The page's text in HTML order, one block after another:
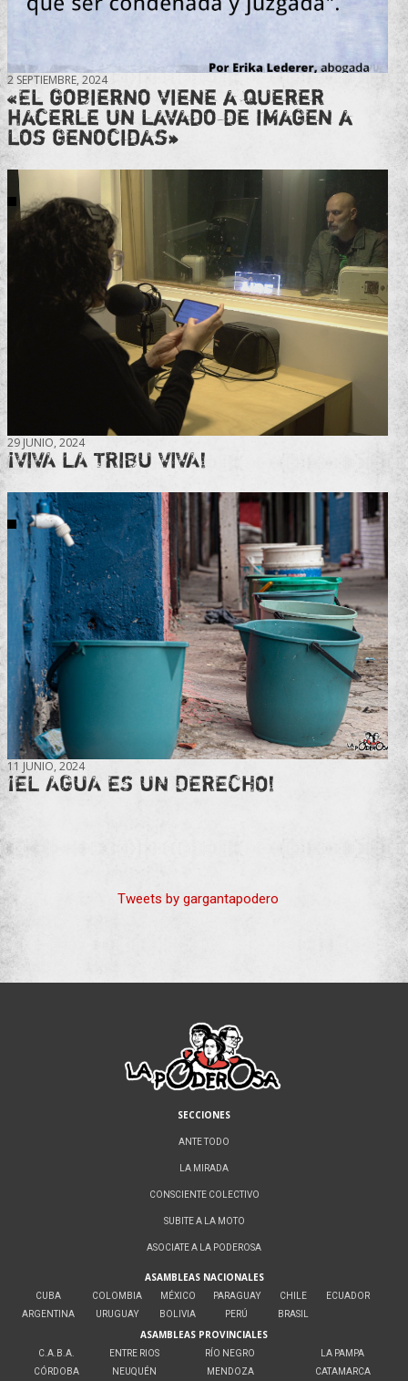
2 SEPTIEMBRE, 2024
«El gobierno viene a querer
hacerle un lavado de imagen a
los genocidas»
29 JUNIO, 2024
¡VIVA LA TRIBU VIVA!
11 JUNIO, 2024
¡EL AGUA ES UN DERECHO!
Tweets by gargantapodero
SECCIONES
ANTE TODO
LA MIRADA
CONSCIENTE COLECTIVO
SUBITE A LA MOTO
ASOCIATE A LA PODEROSA
ASAMBLEAS NACIONALES
CUBA
ARGENTINA
COLOMBIA
URUGUAY
MÉXICO
BOLIVIA
PARAGUAY
PERÚ
CHILE
BRASIL
ECUADOR
ASAMBLEAS PROVINCIALES
C.A.B.A.
CÓRDOBA
ENTRE RIOS
NEUQUÉN
RÍO NEGRO
MENDOZA
LA PAMPA
CATAMARCA